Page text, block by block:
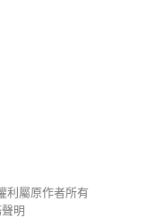
利屬原作者所有
明